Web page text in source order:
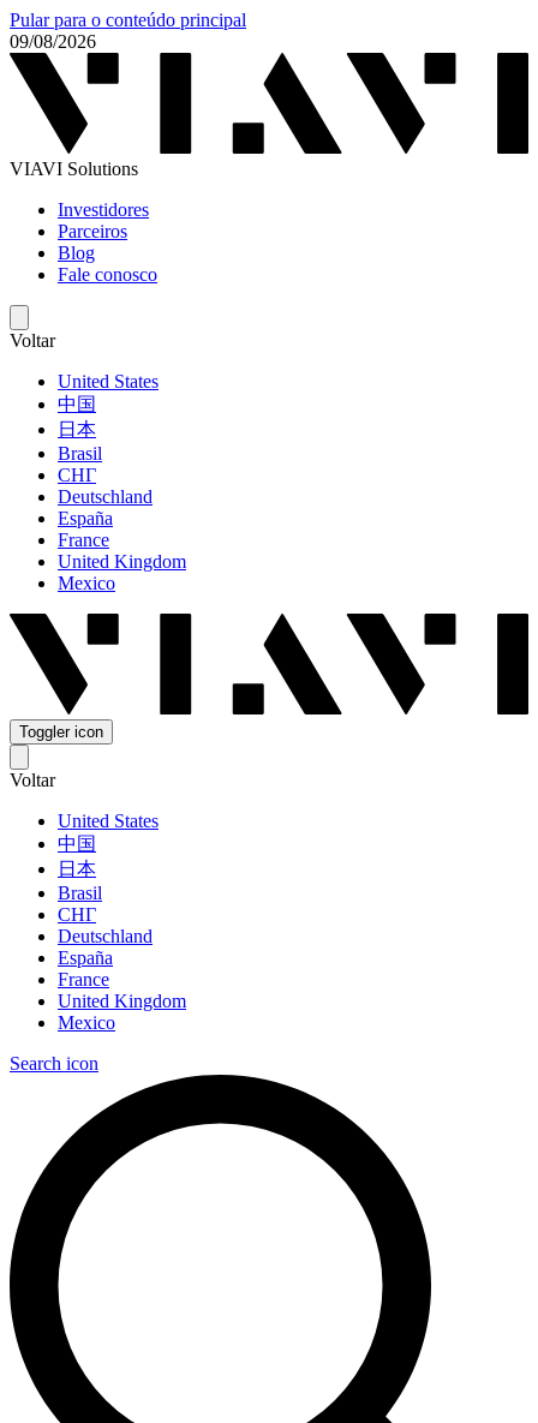
Pular para o conteúdo principal
09/08/2026
VIAVI Solutions
Investidores
Parceiros
Blog
Fale conosco
Voltar
United States
中国
日本
Brasil
СНГ
Deutschland
España
France
United Kingdom
Mexico
Toggler icon
Voltar
United States
中国
日本
Brasil
СНГ
Deutschland
España
France
United Kingdom
Mexico
Search icon